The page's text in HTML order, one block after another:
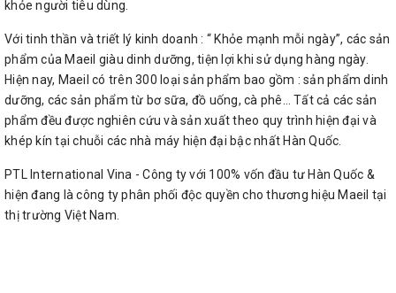
khỏe người tiêu dùng.
Với tinh thần và triết lý kinh doanh : “ Khỏe mạnh mỗi ngày”, các sản
phẩm của Maeil giàu dinh dưỡng, tiện lợi khi sử dụng hàng ngày.
Hiện nay, Maeil có trên 300 loại sản phẩm bao gồm : sản phẩm dinh
dưỡng, các sản phẩm từ bơ sữa, đồ uống, cà phê… Tất cả các sản
phẩm đều được nghiên cứu và sản xuất theo quy trình hiện đại và
khép kín tại chuỗi các nhà máy hiện đại bậc nhất Hàn Quốc.
PTL International Vina - Công ty với 100% vốn đầu tư Hàn Quốc &
hiện đang là công ty phân phối độc quyền cho thương hiệu Maeil tại
thị trường Việt Nam.